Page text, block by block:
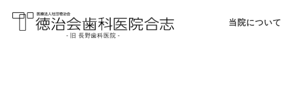
医療法人社団徳治会
- 旧 長野歯科医院 -
当院について